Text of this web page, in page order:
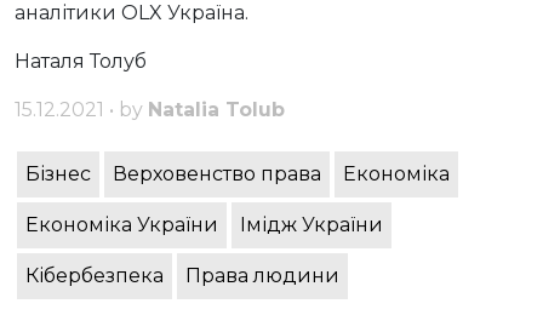
аналітики OLX Україна.
Наталя Толуб
15.12.2021 • by Natalia Tolub
Бізнес Верховенство права Економіка
Економіка України Імідж України
Кібербезпека Права людини